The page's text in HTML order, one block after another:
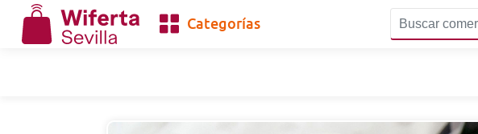
Categorías